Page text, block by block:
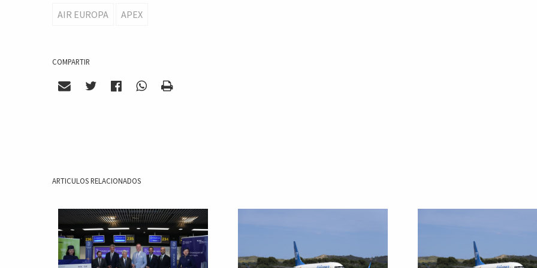
AIR EUROPA APEX
COMPARTIR
ARTICULOS RELACIONADOS